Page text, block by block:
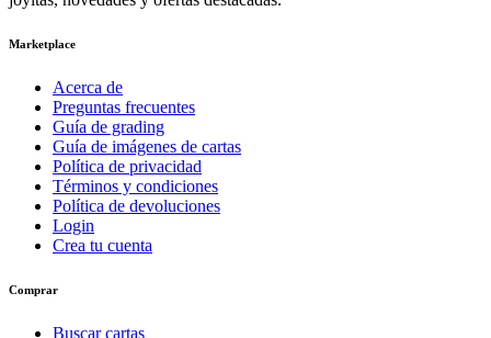
Marketplace
Acerca de
Preguntas frecuentes
Guía de grading
Guía de imágenes de cartas
Política de privacidad
Términos y condiciones
Política de devoluciones
Login
Crea tu cuenta
Comprar
Buscar cartas